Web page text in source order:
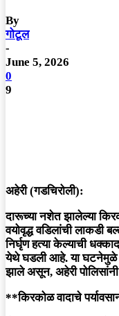
By
गोटूल
-
June 5, 2026
0
9
अहेरी (गडचिरोली):
दारूच्या नशेत झालेल्या
वयोवृद्ध वडिलांची लाकडी
निर्घृण हत्या केल्याची
येथे घडली आहे. या घटनेमुळे
झाले असून, अहेरी
**किरकोळ वादाचे